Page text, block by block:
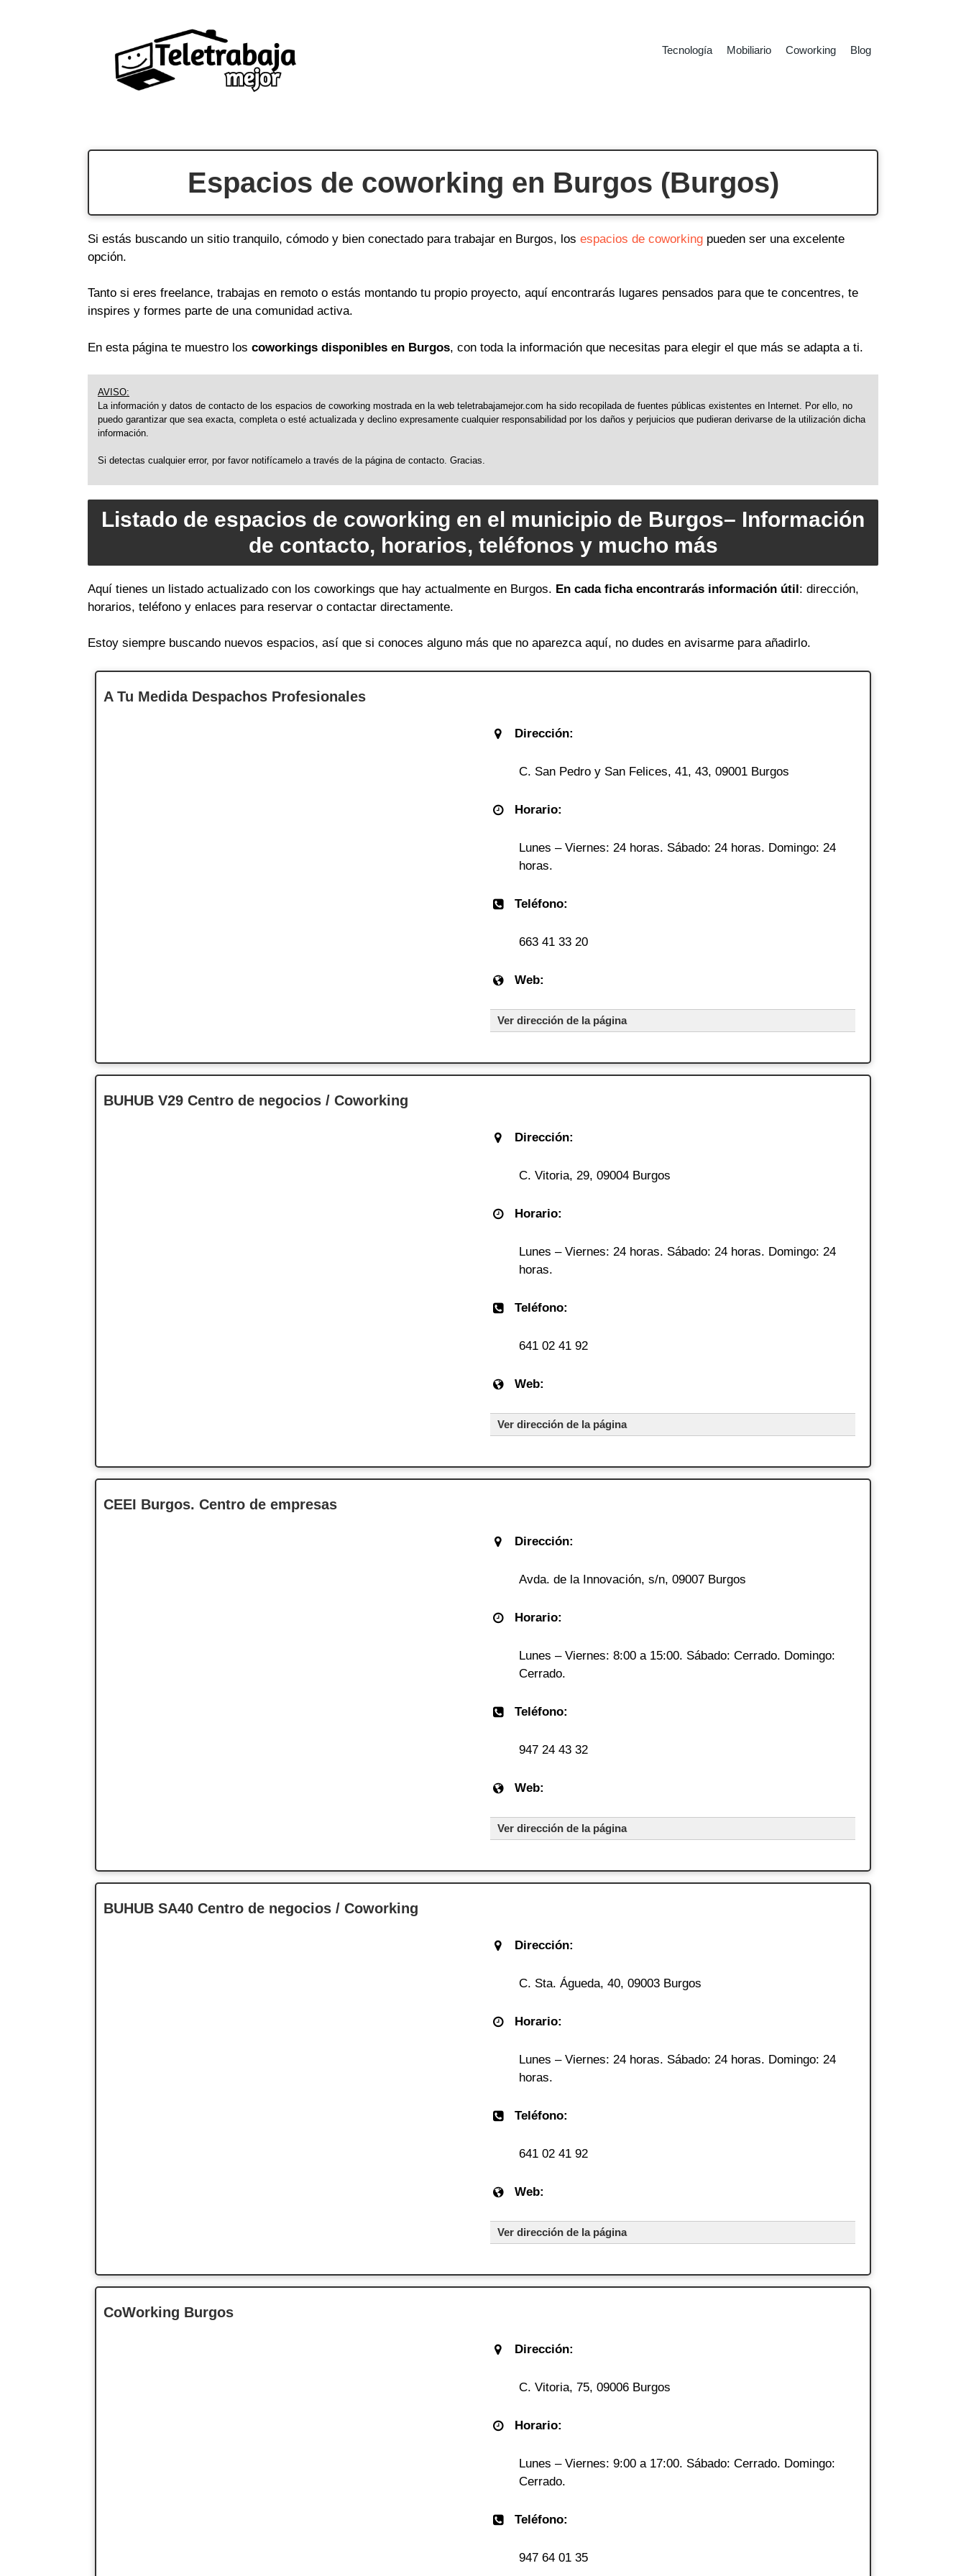
Tecnología Mobiliario Coworking Blog
Espacios de coworking en Burgos (Burgos)
Si estás buscando un sitio tranquilo, cómodo y bien conectado para trabajar en Burgos, los espacios de coworking pueden ser una excelente
opción.
Tanto si eres freelance, trabajas en remoto o estás montando tu propio proyecto, aquí encontrarás lugares pensados para que te concentres, te
inspires y formes parte de una comunidad activa.
En esta página te muestro los coworkings disponibles en Burgos, con toda la información que necesitas para elegir el que más se adapta a ti.
AVISO:
La información y datos de contacto de los espacios de coworking mostrada en la web teletrabajamejor.com ha sido recopilada de fuentes públicas existentes en Internet. Por ello, no
puedo garantizar que sea exacta, completa o esté actualizada y declino expresamente cualquier responsabilidad por los daños y perjuicios que pudieran derivarse de la utilización dicha
información.
Si detectas cualquier error, por favor notifícamelo a través de la página de contacto. Gracias.
Listado de espacios de coworking en el municipio de Burgos– Información
de contacto, horarios, teléfonos y mucho más
Aquí tienes un listado actualizado con los coworkings que hay actualmente en Burgos. En cada ficha encontrarás información útil: dirección,
horarios, teléfono y enlaces para reservar o contactar directamente.
Estoy siempre buscando nuevos espacios, así que si conoces alguno más que no aparezca aquí, no dudes en avisarme para añadirlo.
A Tu Medida Despachos Profesionales
Dirección:
C. San Pedro y San Felices, 41, 43, 09001 Burgos
Horario:
Lunes – Viernes: 24 horas. Sábado: 24 horas. Domingo: 24
horas.
Teléfono:
663 41 33 20
Web:
Ver dirección de la página
BUHUB V29 Centro de negocios / Coworking
Dirección:
C. Vitoria, 29, 09004 Burgos
Horario:
Lunes – Viernes: 24 horas. Sábado: 24 horas. Domingo: 24
horas.
Teléfono:
641 02 41 92
Web:
Ver dirección de la página
CEEI Burgos. Centro de empresas
Dirección:
Avda. de la Innovación, s/n, 09007 Burgos
Horario:
Lunes – Viernes: 8:00 a 15:00. Sábado: Cerrado. Domingo:
Cerrado.
Teléfono:
947 24 43 32
Web:
Ver dirección de la página
BUHUB SA40 Centro de negocios / Coworking
Dirección:
C. Sta. Águeda, 40, 09003 Burgos
Horario:
Lunes – Viernes: 24 horas. Sábado: 24 horas. Domingo: 24
horas.
Teléfono:
641 02 41 92
Web:
Ver dirección de la página
CoWorking Burgos
Dirección:
C. Vitoria, 75, 09006 Burgos
Horario:
Lunes – Viernes: 9:00 a 17:00. Sábado: Cerrado. Domingo:
Cerrado.
Teléfono:
947 64 01 35